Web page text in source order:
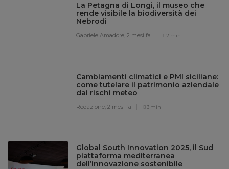
La Petagna di Longi, il museo che
rende visibile la biodiversità dei
Nebrodi
Gabriele Amadore,2 mesi fa 2 min
Cambiamenti climatici e PMI siciliane:
come tutelare il patrimonio aziendale
dai rischi meteo
Redazione,2 mesi fa 3 min
Global South Innovation 2025, il Sud
piattaforma mediterranea
dell’innovazione sostenibile